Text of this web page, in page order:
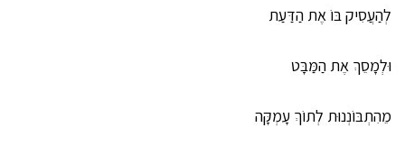
לְהַעֲסִיק בּוֹ אֶת הַדַּעַת
וּלְמָסֵךְ אֶת הַמַּבָּט
מֵהִתְבּוֹנְנוּת לְתוֹךְ עָמְקָּה